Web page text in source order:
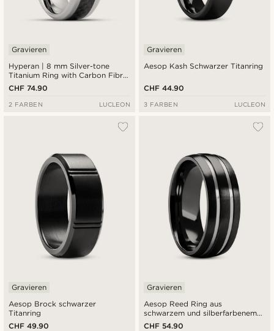
Hyperan | 8 mm Silver-tone
Titanium Ring with Carbon Fibre
Inlay
Gravieren
CHF 74.90
2 FARBEN LUCLEON
Aesop Kash Schwarzer Titanring
Gravieren
CHF 44.90
3 FARBEN LUCLEON
Aesop Brock schwarzer
Titanring
Gravieren
CHF 49.90
Aesop Reed Ring aus
schwarzem und silberfarbenem
Titan
Gravieren
CHF 54.90